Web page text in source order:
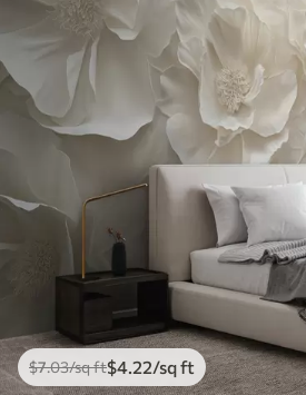
$7.03/sq ft$4.22/sq ft